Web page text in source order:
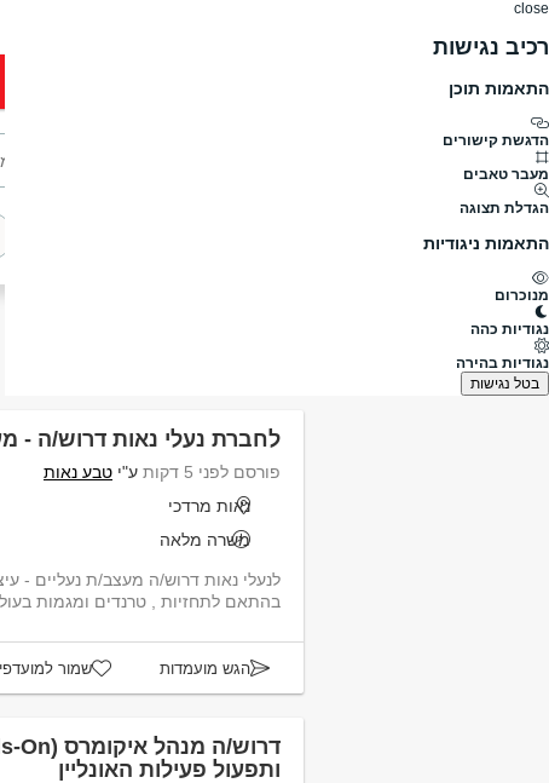
close
רכיב נגישות
התאמות תוכן
הדגשת קישורים
מעבר טאבים
הגדלת תצוגה
התאמות ניגודיות
מנוכרום
נגודיות כהה
נגודיות בהירה
בטל נגישות
לחברת נעלי נאות דרוש/ה -
פורסם לפני 5 דקות ע"י טבע נאות
נאות מרדכי
משרה מלאה
לנעלי נאות דרוש/ה מעצב/ת נעליים -
בהתאם לתחזיות , טרנדים ומגמות
הגש מועמדות שמור
ותפעול פעילות האונליין